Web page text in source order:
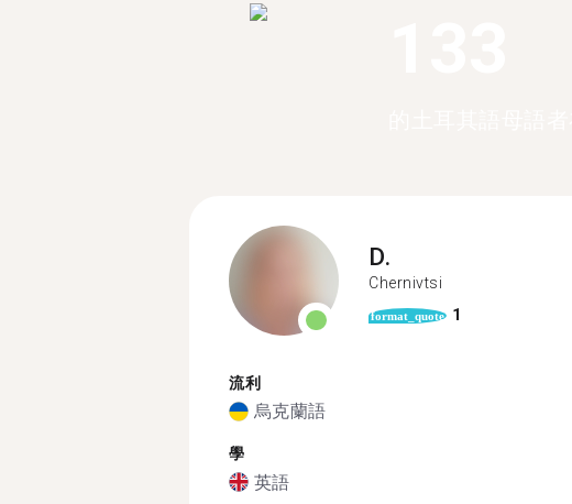
D.
Chernivtsi
format_quote 1
流利
烏克蘭語
學
英語